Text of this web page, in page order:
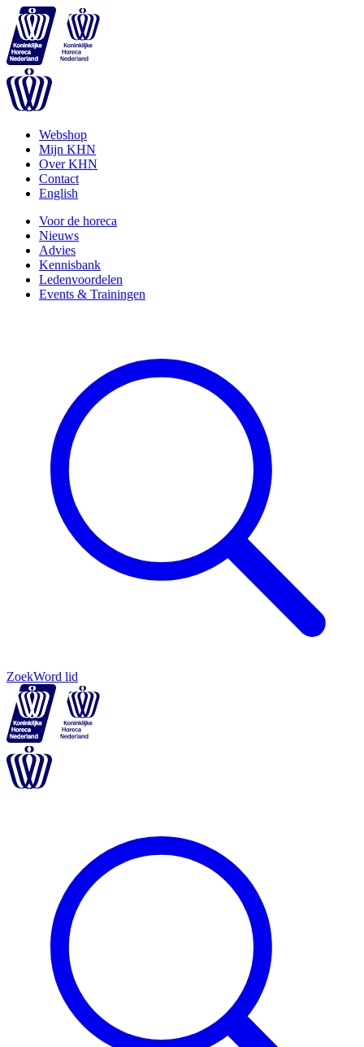
Webshop
Mijn KHN
Over KHN
Contact
English
Voor de horeca
Nieuws
Advies
Kennisbank
Ledenvoordelen
Events & Trainingen
ZoekWord lid